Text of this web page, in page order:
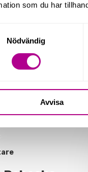
som du har
Nödvändig
Avvisa